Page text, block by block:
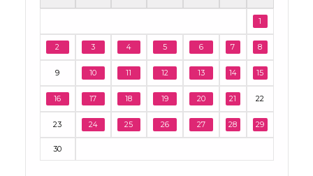
1
2 3 4 5 6 7 8
9 10 11 12 13 14 15
16 17 18 19 20 21 22
23 24 25 26 27 28 29
30